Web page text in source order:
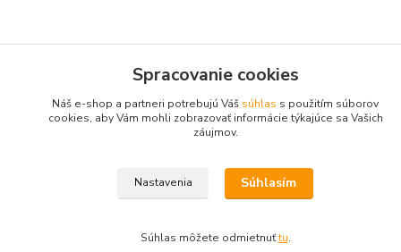
Spracovanie cookies
Náš e-shop a partneri potrebujú Váš súhlas s použitím súborov
cookies, aby Vám mohli zobrazovať informácie týkajúce sa Vašich
záujmov.
Nastavenia Súhlasím
Súhlas môžete odmietnuťtu.